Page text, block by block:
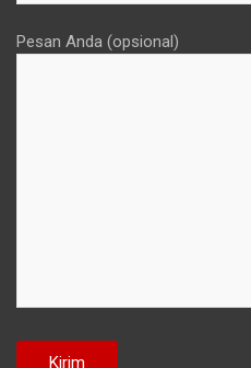
Pesan Anda (opsional)